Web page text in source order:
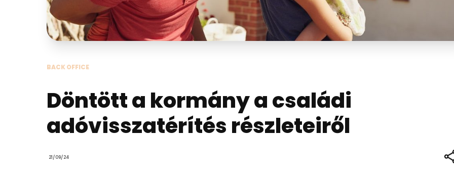
BACK OFFICE
Döntött a kormány a családi
adóvisszatérítés részleteiről
21/09/24